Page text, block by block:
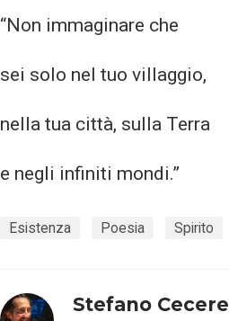
“Non immaginare che
sei solo nel tuo villaggio,
nella tua città, sulla Terra
e negli infiniti mondi.”
Esistenza Poesia Spirito
Stefano Cecere